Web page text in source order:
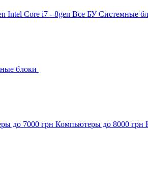
Intel Core i7 - 8gen Все БУ Системные
блоки
до 7000 грн Компьютеры до 8000 грн